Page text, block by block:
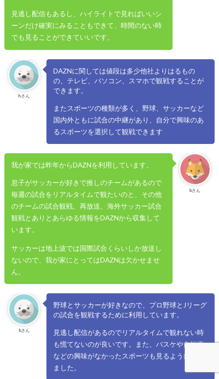
見逃し配信もあるし、ハイライトで見ればいいシ
ーンだけ確実にみることもできて、時間のない時
でも見ることができていいです。
hさん
DAZNに関しては値段は多少他社よりはるもの
の、テレビ、パソコン、スマホで観戦することが
できます。
またスポーツの種類が多く、野球、サッカーなど
国内外ともに試合の中継があり、自分で興味のあ
るスポーツを選択して観戦できます
bさん
我が家では昨年からDAZNを利用しています。
息子がサッカーが好きで推しのチームがあるので
毎週の試合をリアルタイムで観たいのと、その他
のチームの試合観戦、再放送、海外サッカー試合
観戦とありとあらゆる情報をDAZNから収集して
います。
サッカーは地上波では国際試合くらいしか放送し
ないので、我が家にとってはDAZNは欠かせませ
ん。
bさん
野球とサッカーが好きなので、プロ野球とJリーグ
の試合を観戦するために利用しています。
見逃し配信があるのでリアルタイムで観れない時
も慌てないのが良いです。また、バスケや自転車
などの興味がなかったスポーツも見るようになり
ました。